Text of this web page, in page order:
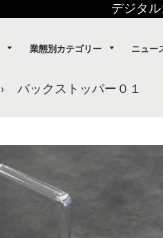
デジタ
業態別カテゴリー ニュー
› バックストッパー０１